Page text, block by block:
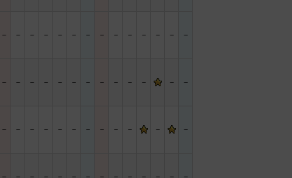
－ － － － － － － － － － － － － －
－ － － － － － － － － － － － －
－ － － － － － － － － － － －